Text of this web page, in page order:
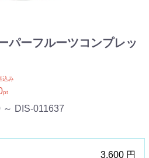
パーフルーツコンプレッ
込み
pt
～ DIS-011637
3,600 円